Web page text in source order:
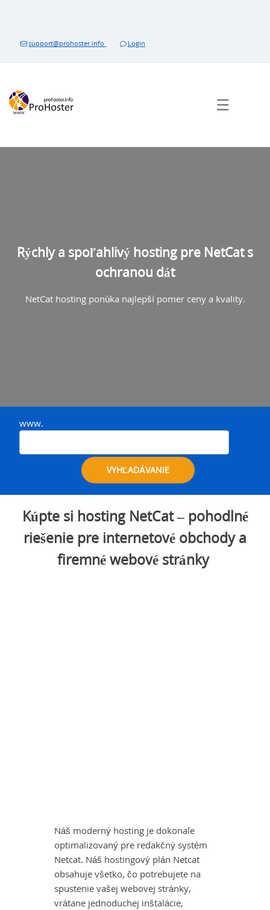
support@prohoster.info Login
☰
Rýchly a spoľahlivý hosting pre NetCat s
ochranou dát
NetCat hosting ponúka najlepší pomer ceny a kvality.
www.
VYHĽADÁVANIE
Kúpte si hosting NetCat – pohodlné
riešenie pre internetové obchody a
firemné webové stránky
Náš moderný hosting je dokonale
optimalizovaný pre redakčný systém
Netcat. Náš hostingový plán Netcat
obsahuje všetko, čo potrebujete na
spustenie vašej webovej stránky,
vrátane jednoduchej inštalácie,